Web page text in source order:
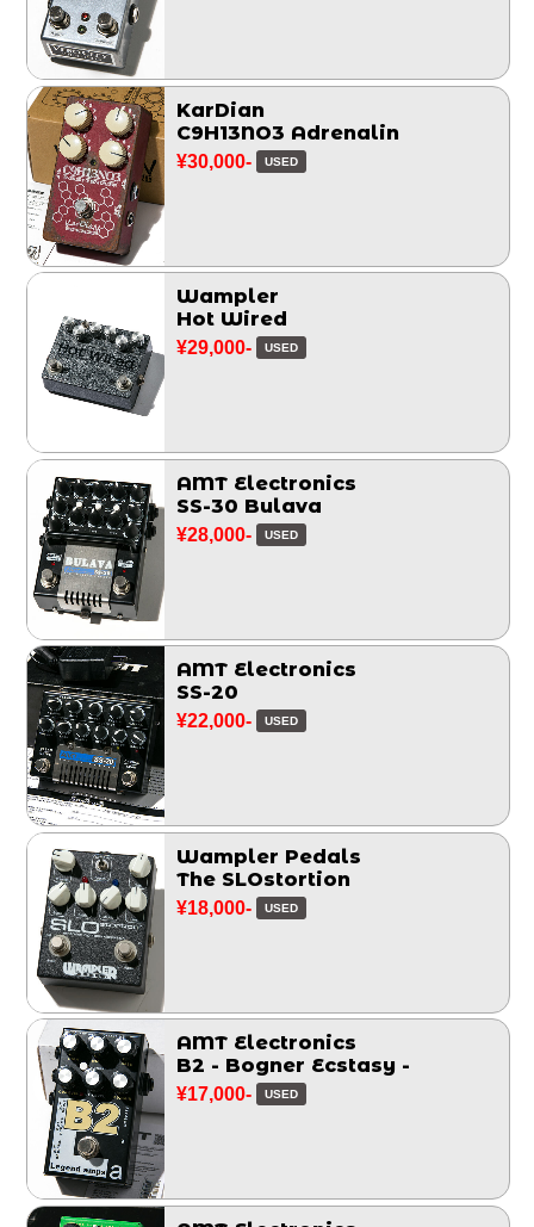
KarDian
C9H13NO3 Adrenalin
¥30,000- USED
Wampler
Hot Wired
¥29,000- USED
AMT Electronics
SS-30 Bulava
¥28,000- USED
AMT Electronics
SS-20
¥22,000- USED
Wampler Pedals
The SLOstortion
¥18,000- USED
AMT Electronics
B2 - Bogner Ecstasy -
¥17,000- USED